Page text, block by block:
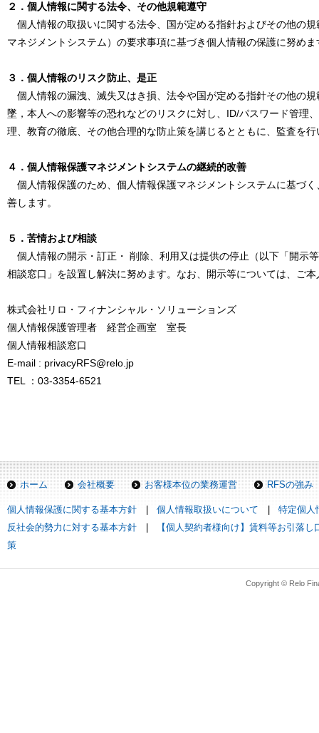
２．個人情報に関する法令、その他規範遵守
個人情報の取扱いに関する法令、国が定める指針およびその他の
マネジメントシステム）の要求事項に基づき個人情報の保護に努めま
３．個人情報のリスク防止、是正
個人情報の漏洩、滅失又はき損、法令や国が定める指針その他の
墜，本人への影響等の恐れなどのリスクに対し、ID/パスワード管理
理、教育の徹底、その他合理的な防止策を講じるとともに、監査を
４．個人情報保護マネジメントシステムの継続的改善
個人情報保護のため、個人情報保護マネジメントシステムに基づ
善します。
５．苦情および相談
個人情報の開示・訂正・ 削除、利用又は提供の停止（以下「開示
相談窓口」を設置し解決に努めます。なお、開示等については、ご
株式会社リロ・フィナンシャル・ソリューションズ
個人情報保護管理者 経営企画室 室長
個人情報相談窓口
E-mail : privacyRFS@relo.jp
TEL ：03-3354-6521
ホーム 会社概要 お客様本位の業務運営 RFSの強み
個人情報保護に関する基本方針 個人情報取扱いについて
特定個人
反社会的勢力に対する基本方針
【個人契約者様向け】賃料等お引落
策
Copyright © Relo